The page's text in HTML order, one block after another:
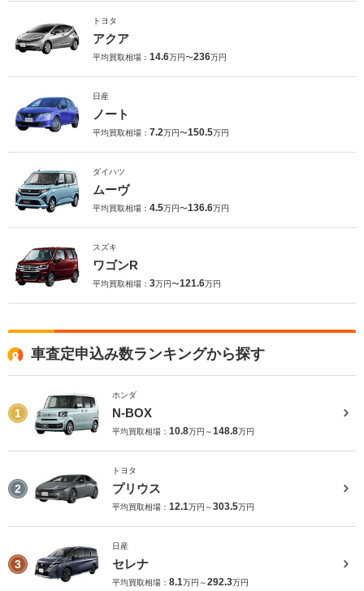
トヨタ
アクア
平均買取相場： 14.6万円〜236万円
日産
ノート
平均買取相場： 7.2万円〜150.5万円
ダイハツ
ムーヴ
平均買取相場： 4.5万円〜136.6万円
スズキ
ワゴンR
平均買取相場： 3万円〜121.6万円
車査定申込み数ランキングから探す
1
ホンダ
N-BOX
平均買取相場： 10.8万円～148.8万円
2
トヨタ
プリウス
平均買取相場： 12.1万円～303.5万円
3
日産
セレナ
平均買取相場： 8.1万円～292.3万円